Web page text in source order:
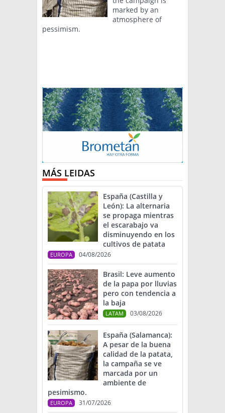
marked by an
atmosphere of
pessimism.
MÁS LEIDAS
España (Castilla y
León): La alternaria
se propaga mientras
el escarabajo va
disminuyendo en los
cultivos de patata
EUROPA 04/08/2026
Brasil: Leve aumento
de la papa por lluvias
pero con tendencia a
la baja
LATAM 03/08/2026
España (Salamanca):
A pesar de la buena
calidad de la patata,
la campaña se ve
marcada por un
ambiente de
pesimismo.
EUROPA 31/07/2026